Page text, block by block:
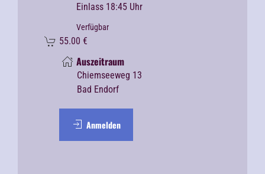
Einlass 18:45 Uhr
Verfügbar
55.00 €
Auszeitraum
Chiemseeweg 13
Bad Endorf
Anmelden